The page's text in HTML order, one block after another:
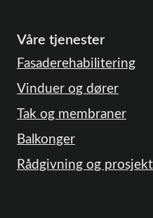
Våre tjenester
Fasaderehabilitering
Vinduer og dører
Tak og membraner
Balkonger
Rådgivning og